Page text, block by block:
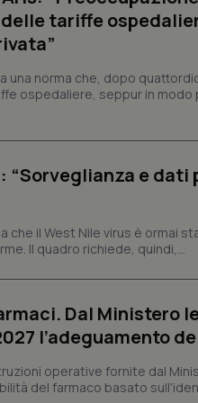
tariffe
una norma che, dopo
ospedaliere, seppur in
“Sorveglianza e
che il West Nile virus è ormai
Il quadro richiede, quindi,...
Dal Ministero
l’adeguamento
operative fornite dal
del farmaco basato
.quotidianosanita.it
PHP.net